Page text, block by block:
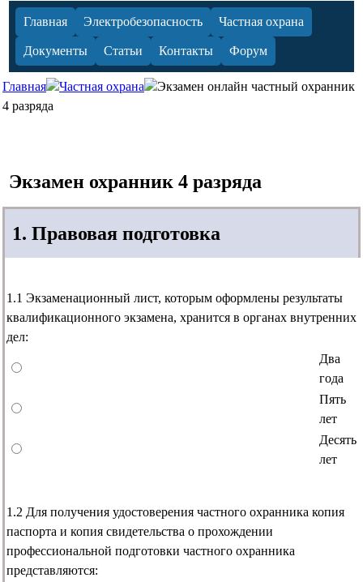
Главная Электробезопасность Частная охрана
Документы Статьи Контакты Форум
Главная Частная охрана
Экзамен онлайн частный охранник
4 разряда
Экзамен охранник 4 разряда
1. Правовая подготовка
1.1 Экзаменационный лист, которым оформлены результаты
квалификационного экзамена, хранится в органах внутренних
дел:
Два
года
Пять
лет
Десять
лет
1.2 Для получения удостоверения частного охранника копия
паспорта и копия свидетельства о прохождении
профессиональной подготовки частного охранника
представляются: